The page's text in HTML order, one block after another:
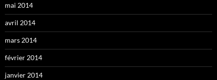
mai 2014
avril 2014
mars 2014
février 2014
janvier 2014